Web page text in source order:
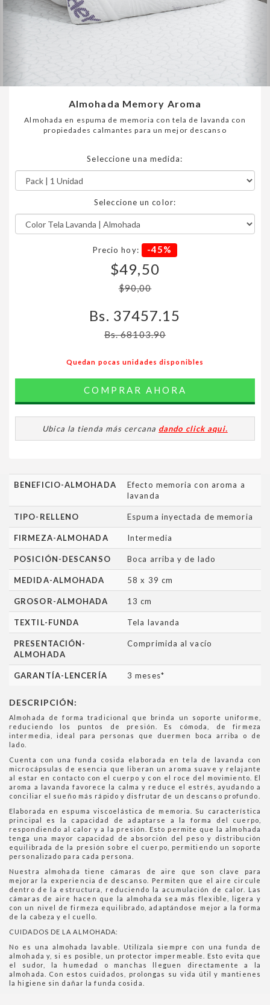
Almohada Memory Aroma
Almohada en espuma de memoria con tela de lavanda con
propiedades calmantes para un mejor descanso
Seleccione una medida:
Seleccione un color:
Precio hoy: -45%
$49,50
$90,00
Bs. 37457.15
Bs. 68103.90
Quedan pocas unidades disponibles
COMPRAR AHORA
Ubica la tienda más cercana dando click aqui.
BENEFICIO-ALMOHADA
Efecto memoria con aroma a
lavanda
TIPO-RELLENO Espuma inyectada de memoria
FIRMEZA-ALMOHADA Intermedia
POSICIÓN-DESCANSO Boca arriba y de lado
MEDIDA-ALMOHADA 58 x 39 cm
GROSOR-ALMOHADA 13 cm
TEXTIL-FUNDA Tela lavanda
PRESENTACIÓN-
ALMOHADA
Comprimida al vacío
GARANTÍA-LENCERÍA 3 meses*
DESCRIPCIÓN:
Almohada de forma tradicional que brinda un soporte uniforme,
reduciendo los puntos de presión. Es cómoda, de firmeza
intermedia, ideal para personas que duermen boca arriba o de
lado.
Cuenta con una funda cosida elaborada en tela de lavanda con
microcápsulas de esencia que liberan un aroma suave y relajante
al estar en contacto con el cuerpo y con el roce del movimiento. El
aroma a lavanda favorece la calma y reduce el estrés, ayudando a
conciliar el sueño más rápido y disfrutar de un descanso profundo.
Elaborada en espuma viscoelástica de memoria. Su característica
principal es la capacidad de adaptarse a la forma del cuerpo,
respondiendo al calor y a la presión. Esto permite que la almohada
tenga una mayor capacidad de absorción del peso y distribución
equilibrada de la presión sobre el cuerpo, permitiendo un soporte
personalizado para cada persona.
Nuestra almohada tiene cámaras de aire que son clave para
mejorar la experiencia de descanso. Permiten que el aire circule
dentro de la estructura, reduciendo la acumulación de calor. Las
cámaras de aire hacen que la almohada sea más flexible, ligera y
con un nivel de firmeza equilibrado, adaptándose mejor a la forma
de la cabeza y el cuello.
CUIDADOS DE LA ALMOHADA:
No es una almohada lavable. Utilízala siempre con una funda de
almohada y, si es posible, un protector impermeable. Esto evita que
el sudor, la humedad o manchas lleguen directamente a la
almohada. Con estos cuidados, prolongas su vida útil y mantienes
la higiene sin dañar la funda cosida.